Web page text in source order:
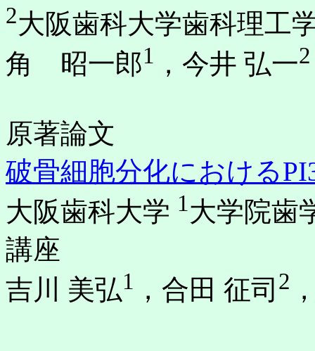
2大阪歯科大学歯科理工
角 昭一郎1 ，今井 弘一2
原著論文
破骨細胞分化における
大阪歯科大学 1大学院歯
講座
吉川 美弘1 ，合田 征司 2